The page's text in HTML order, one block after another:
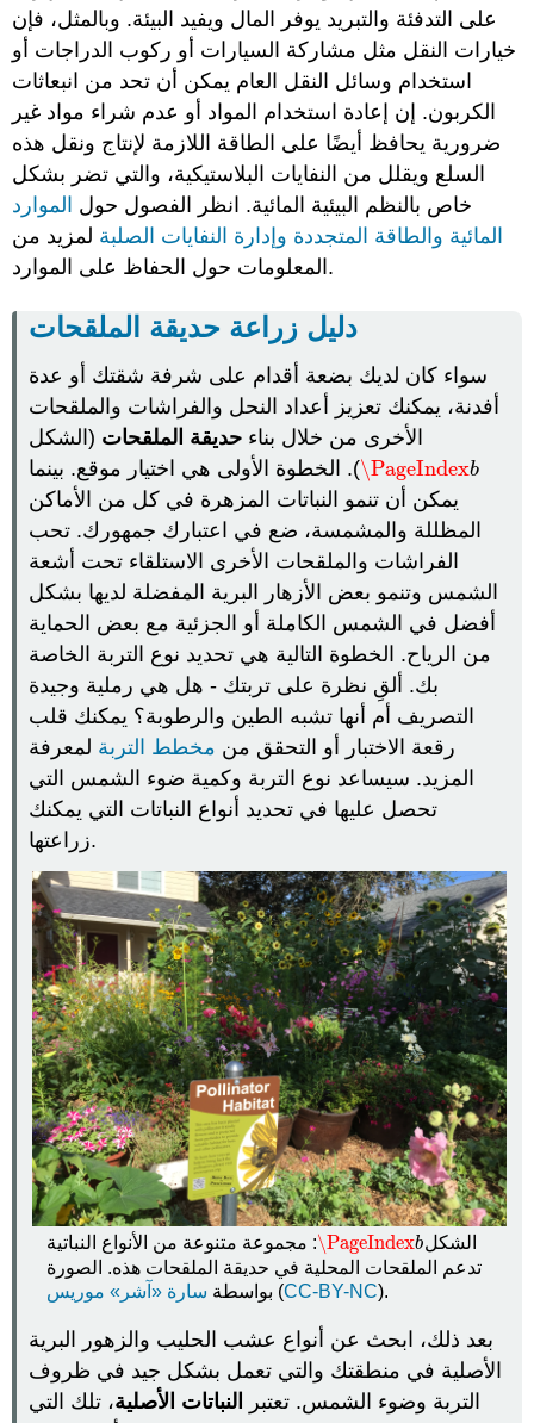
على التدفئة والتبريد يوفر المال ويفيد البيئة. وبالمثل، فإن
خيارات النقل مثل مشاركة السيارات أو ركوب الدراجات أو
استخدام وسائل النقل العام يمكن أن تحد من انبعاثات
الكربون. إن إعادة استخدام المواد أو عدم شراء مواد غير
ضرورية يحافظ أيضًا على الطاقة اللازمة لإنتاج ونقل هذه
السلع ويقلل من النفايات البلاستيكية، والتي تضر بشكل
خاص بالنظم البيئية المائية. انظر الفصول حول الموارد
المائية والطاقة المتجددة وإدارة النفايات الصلبة لمزيد من
المعلومات حول الحفاظ على الموارد.
دليل زراعة حديقة الملقحات
سواء كان لديك بضعة أقدام على شرفة شقتك أو عدة
أفدنة، يمكنك تعزيز أعداد النحل والفراشات والملقحات
الأخرى من خلال بناء حديقة الملقحات (الشكل
\PageIndexb
\PageIndexb
). الخطوة الأولى هي اختيار موقع. بينما
يمكن أن تنمو النباتات المزهرة في كل من الأماكن
المظللة والمشمسة، ضع في اعتبارك جمهورك. تحب
الفراشات والملقحات الأخرى الاستلقاء تحت أشعة
الشمس وتنمو بعض الأزهار البرية المفضلة لديها بشكل
أفضل في الشمس الكاملة أو الجزئية مع بعض الحماية
من الرياح. الخطوة التالية هي تحديد نوع التربة الخاصة
بك. ألقِ نظرة على تربتك - هل هي رملية وجيدة
التصريف أم أنها تشبه الطين والرطوبة؟ يمكنك قلب
رقعة الاختبار أو التحقق من مخطط التربة لمعرفة
المزيد. سيساعد نوع التربة وكمية ضوء الشمس التي
تحصل عليها في تحديد أنواع النباتات التي يمكنك
زراعتها.
الشكل \PageIndexb
\PageIndexb
: مجموعة متنوعة من الأنواع النباتية
تدعم الملقحات المحلية في حديقة الملقحات هذه. الصورة
بواسطة سارة «آشر» موريس (CC-BY-NC).
بعد ذلك، ابحث عن أنواع عشب الحليب والزهور البرية
الأصلية في منطقتك والتي تعمل بشكل جيد في ظروف
التربة وضوء الشمس. تعتبر
النباتات الأصلية، تلك التي